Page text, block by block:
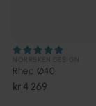
Rhea Ø40
kr 4 269